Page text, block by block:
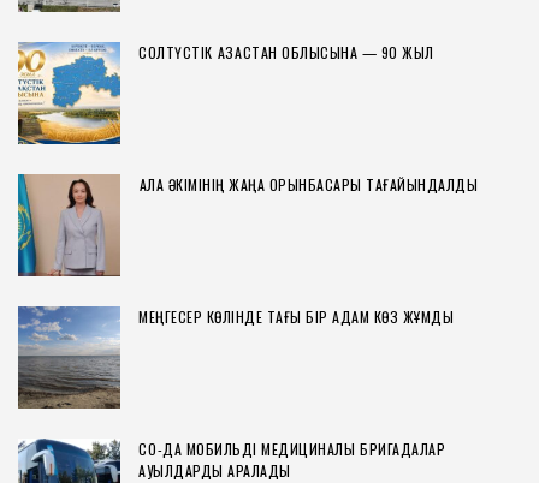
СОЛТҮСТІК ҚАЗАҚСТАН ОБЛЫСЫНА — 90 ЖЫЛ
ҚАЛА ӘКІМІНІҢ ЖАҢА ОРЫНБАСАРЫ ТАҒАЙЫНДАЛДЫ
МЕҢГЕСЕР КӨЛІНДЕ ТАҒЫ БІР АДАМ КӨЗ ЖҰМДЫ
СҚО-ДА МОБИЛЬДІ МЕДИЦИНАЛЫҚ БРИГАДАЛАР
АУЫЛДАРДЫ АРАЛАДЫ